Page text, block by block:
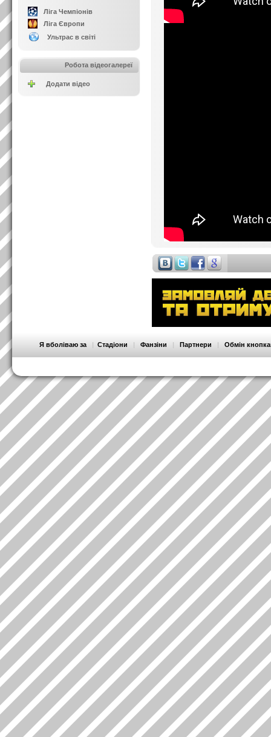
Ліга Чемпіонів
Ліга Європи
Ультрас в світі
Робота відеогалереї
Додати відео
Я вболіваю за | Стадіони | Фанзіни | Партнери | Обмін